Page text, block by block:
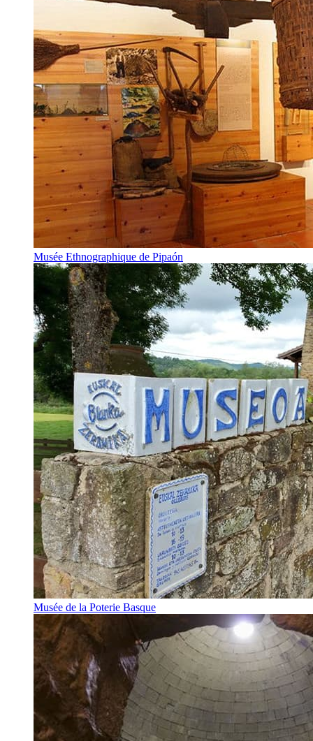
Musée Ethnographique de Pipaón
Musée de la Poterie Basque